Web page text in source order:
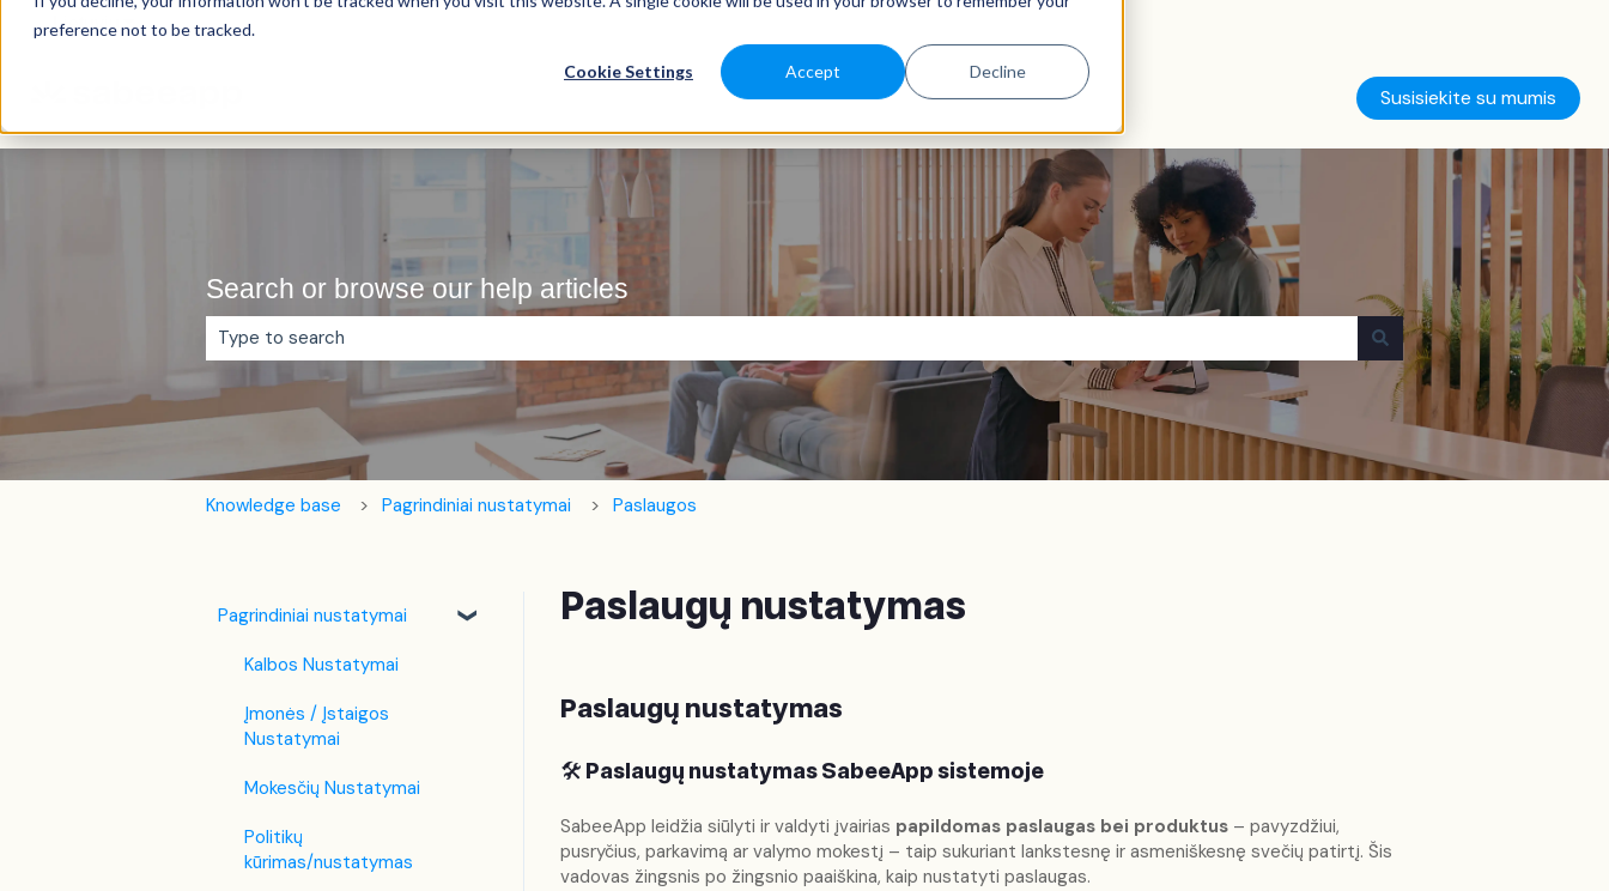
preference not to be tracked.
Cookie Settings Accept Decline
Lietuvių Rodyti vertimų submeniu
Susisiekite su mumis
Search or browse our help articles
Pasiūlymų nėra, nes tuščias paieškos laukas.
Knowledge base Pagrindiniai nustatymai Paslaugos
Paslaugų nustatymas
Paslaugų nustatymas
🛠️ Paslaugų nustatymas SabeeApp sistemoje
SabeeApp leidžia siūlyti ir valdyti įvairias papildomas paslaugas bei produktus– pavyzdžiui,
pusryčius, parkavimą ar valymo mokestį – taip sukuriant lankstesnę ir asmeniškesnę svečių patirtį. Šis
vadovas žingsnis po žingsnio paaiškina, kaip nustatyti paslaugas.
Pagrindiniai nustatymai
Kalbos Nustatymai
Įmonės / Įstaigos
Nustatymai
Mokesčių Nustatymai
Politikų
kūrimas/nustatymas